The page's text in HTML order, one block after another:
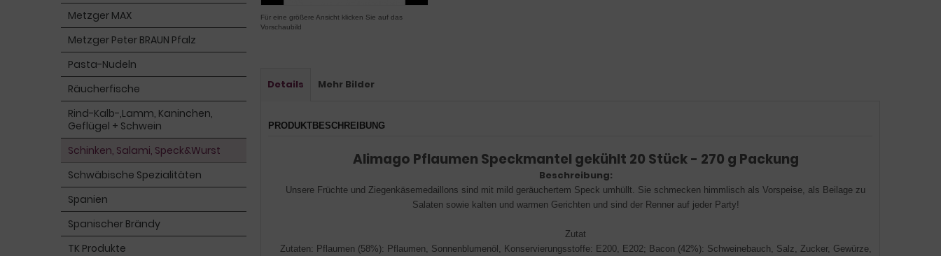
Für eine größere Ansicht klicken Sie auf das
Vorschaubild
Details Mehr Bilder
PRODUKTBESCHREIBUNG
Alimago Pflaumen Speckmantel gekühlt 20 Stück - 270 g Packung
Beschreibung:
Unsere Früchte und Ziegenkäsemedaillons sind mit mild geräuchertem Speck umhüllt. Sie schmecken himmlisch als Vorspeise, als Beilage zu
Salaten sowie kalten und warmen Gerichten und sind der Renner auf jeder Party!
Zutat
Zutaten: Pflaumen (58%): Pflaumen, Sonnenblumenöl, Konservierungsstoffe: E200, E202; Bacon (42%): Schweinebauch, Salz, Zucker, Gewürze,
Metzger MAX
Metzger Peter BRAUN Pfalz
Pasta-Nudeln
Räucherfische
Rind-Kalb-,Lamm, Kaninchen,
Geflügel + Schwein
Schinken, Salami, Speck&Wurst
Schwäbische Spezialitäten
Spanien
Spanischer Brändy
TK Produkte